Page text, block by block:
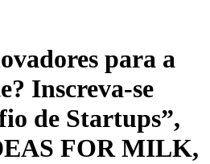
para a
Inscreva-se
de Startups”,
FOR MILK,